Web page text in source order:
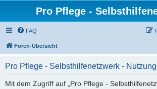
Pro Pflege -
FAQ
Foren-Übersicht
Pro Pflege - Selbsthilfenetzwerk -
Mit dem Zugriff auf „Pro Pflege -